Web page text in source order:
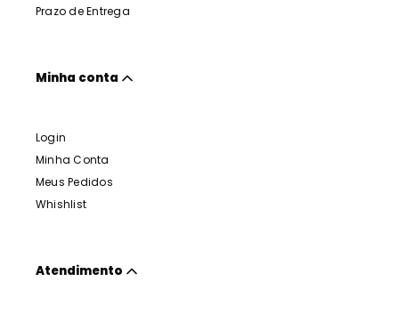
Prazo de Entrega
Minha conta
Login
Minha Conta
Meus Pedidos
Whishlist
Atendimento